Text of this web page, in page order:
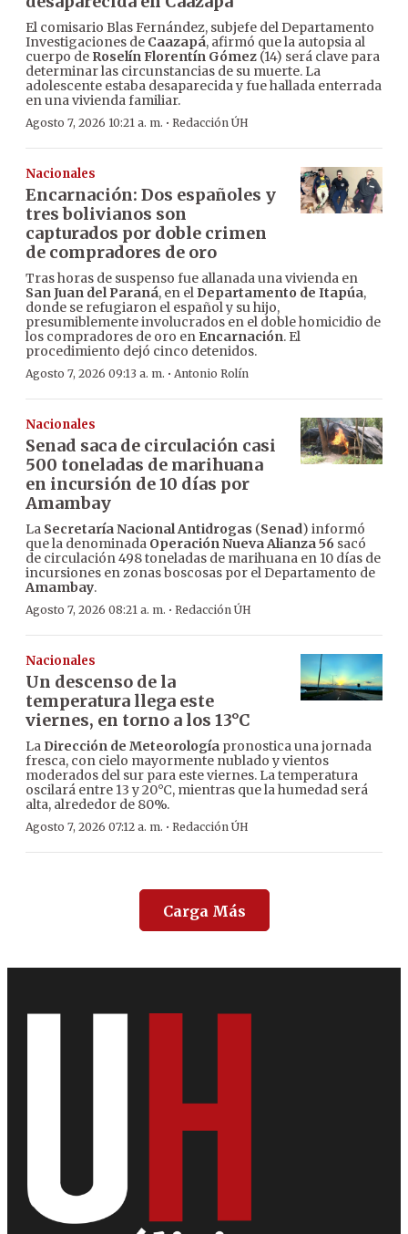
El comisario Blas Fernández, subjefe del Departamento
Investigaciones de Caazapá, afirmó que la autopsia al
cuerpo de Roselín Florentín Gómez (14) será clave para
determinar las circunstancias de su muerte. La
adolescente estaba desaparecida y fue hallada enterrada
en una vivienda familiar.
Agosto 7, 2026 10:21 a. m. · Redacción ÚH
Nacionales
Encarnación: Dos españoles y
tres bolivianos son
capturados por doble crimen
de compradores de oro
Tras horas de suspenso fue allanada una vivienda en
San Juan del Paraná, en el Departamento de Itapúa,
donde se refugiaron el español y su hijo,
presumiblemente involucrados en el doble homicidio de
los compradores de oro en Encarnación. El
procedimiento dejó cinco detenidos.
Agosto 7, 2026 09:13 a. m. · Antonio Rolín
Nacionales
Senad saca de circulación casi
500 toneladas de marihuana
en incursión de 10 días por
Amambay
La Secretaría Nacional Antidrogas (Senad) informó
que la denominada Operación Nueva Alianza 56 sacó
de circulación 498 toneladas de marihuana en 10 días de
incursiones en zonas boscosas por el Departamento de
Amambay.
Agosto 7, 2026 08:21 a. m. · Redacción ÚH
Nacionales
Un descenso de la
temperatura llega este
viernes, en torno a los 13°C
La Dirección de Meteorología pronostica una jornada
fresca, con cielo mayormente nublado y vientos
moderados del sur para este viernes. La temperatura
oscilará entre 13 y 20°C, mientras que la humedad será
alta, alrededor de 80%.
Agosto 7, 2026 07:12 a. m. · Redacción ÚH
Carga Más